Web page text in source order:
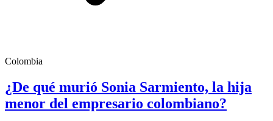
Colombia
¿De qué murió Sonia Sarmiento, la hija
menor del empresario colombiano?